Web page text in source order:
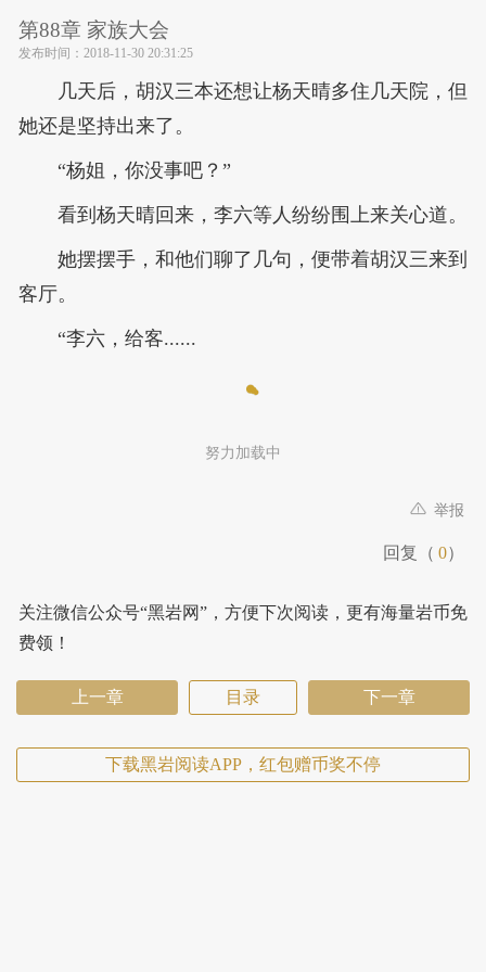
第88章 家族大会
发布时间： 2018-11-30 20:31:25
几天后，胡汉三本还想让杨天晴多住几天院，但
她还是坚持出来了。
“杨姐，你没事吧？”
看到杨天晴回来，李六等人纷纷围上来关心道。
她摆摆手，和他们聊了几句，便带着胡汉三来到
客厅。
“李六，给客......
努力加载中
举报
回复（ 0）
关注微信公众号“黑岩网”，方便下次阅读，更有海量岩币免
费领！
上一章 目录 下一章
下载黑岩阅读APP，红包赠币奖不停